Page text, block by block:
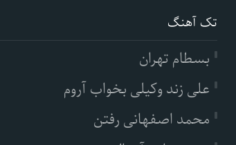
تک آهنگ
بسطام تهران
علی زند وکیلی بخواب آروم
محمد اصفهانی رفتن